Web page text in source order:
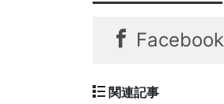
Facebook
関連記事